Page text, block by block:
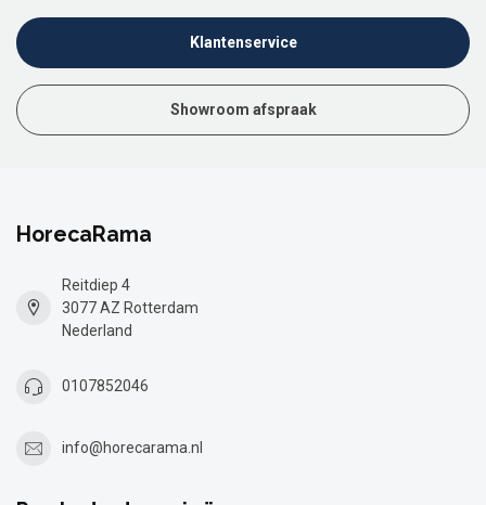
Klantenservice
Showroom afspraak
HorecaRama
Reitdiep 4
3077 AZ Rotterdam
Nederland
0107852046
info@horecarama.nl